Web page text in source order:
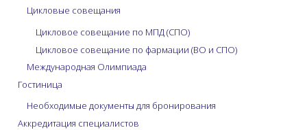
Цикловые совещания
Цикловое совещание по МПД (СПО)
Цикловое совещание по фармации (ВО и СПО)
Международная Олимпиада
Гостиница
Необходимые документы для бронирования
Аккредитация специалистов